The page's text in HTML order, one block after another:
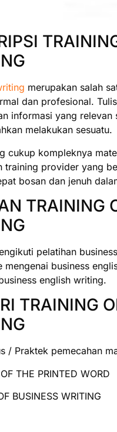
merupakan salah
dan profesional.
informasi yang
melakukan sesuatu.
cukup kompleknya
training provider yang
bosan dan jenuh
TRAINING
pelatihan
mengenai business
english writing.
TRAINING
/ Praktek pemecahan
THE PRINTED WORD
BUSINESS WRITING